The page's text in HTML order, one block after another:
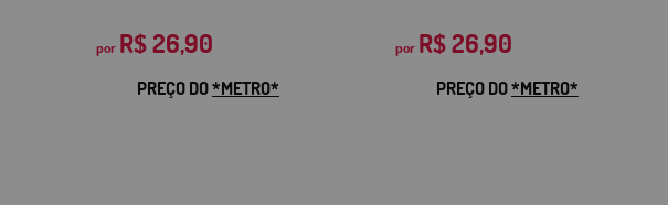
por R$ 26,90
PREÇO DO*METRO*
por R$ 26,90
PREÇO DO*METRO*